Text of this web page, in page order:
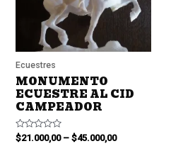
Ecuestres
MONUMENTO
ECUESTRE AL CID
CAMPEADOR
Valorado
en
$21.000,00–$45.000,00